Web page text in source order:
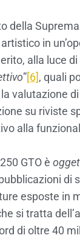
della
in
alla luce
”[6], quali
valutazione
su riviste
alla
GTO è
di
esposte in
si tratta
di oltre 40